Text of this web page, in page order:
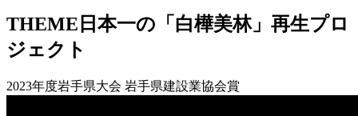
THEME 日本一の「白樺美林」再生プロ
ジェクト
2023年度岩手県大会 岩手県建設業協会賞